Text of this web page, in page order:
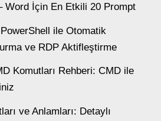
Word İçin En Etkili 20 Prompt
ile Otomatik
ve RDP Aktifleştirme
Komutları Rehberi: CMD ile
ve Anlamları: Detaylı